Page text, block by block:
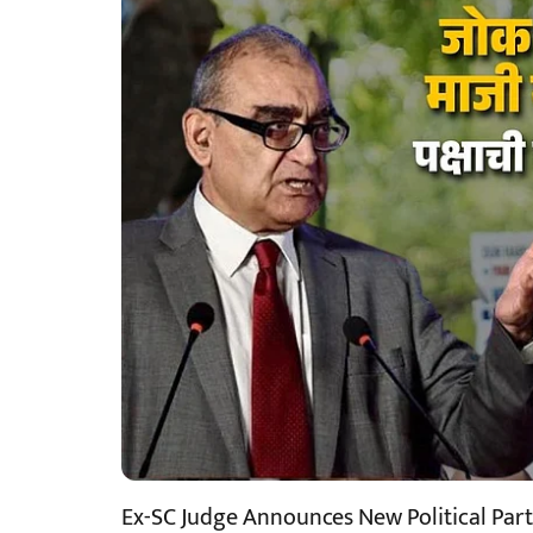
Ex-SC Judge Announces New Political